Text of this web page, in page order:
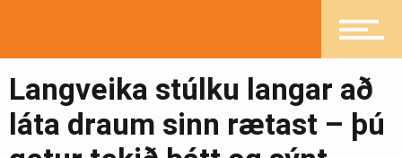
Langveika stúlku langar að
láta draum sinn rætast – þú